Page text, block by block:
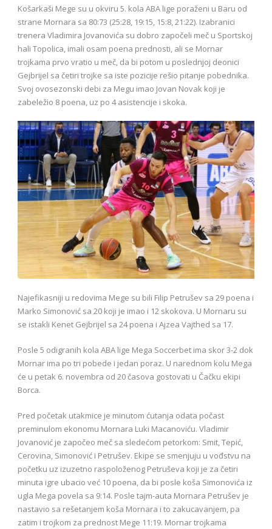
Košarkaši Mege su u okviru 5. kola ABA lige poraženi u Baru od
strane Mornara sa 80:73 (25:28, 19:15, 15:8, 21:22). Izabranici
trenera Vladimira Jovanovića su dobro započeli meč u Sportskoj
hali Topolica, imali osam poena prednosti, ali se Mornar
trojkama prvo vratio u meč, da bi potom u poslednjoj deonici
Gejbrijel sa četiri trojke sa iste pozicije rešio pitanje pobednika.
Svoj ovosezonski debi za Megu imao Jovan Novak koji je
zabeležio 8 poena, uz po 4 asistencije i skoka.
Najefikasniji u redovima Mege su bili Filip Petrušev sa 29 poena i
Marko Simonović sa 20 koji je imao i 12 skokova. U Mornaru su
se istakli Kenet Gejbrijel sa 24 poena i Ajzea Vajthed sa 17.
Posle 5 odigranih kola ABA lige Mega Soccerbet ima skor 3-2 dok
Mornar ima po tri pobede i jedan poraz. U narednom kolu Mega
će u petak 6. novembra od 20 časova gostovati u Čačku ekipi
Borca.
Pred početak utakmice je minutom ćutanja odata počast
preminulom ekonomu Mornara Luki Macanoviću. Vladimir
Jovanović je započeo meč sa sledećom petorkom: Smit, Tepić,
Cerovina, Simonović i Petrušev. Ekipe se smenjuju u vođstvu na
početku uz izuzetno raspoloženog Petruševa koji je za četiri
minuta igre ubacio već 10 poena, da bi posle koša Simonovića iz
ugla Mega povela sa 9:14. Posle tajm-auta Mornara Petrušev je
nastavio sa rešetanjem koša Mornara i to zakucavanjem, pa
zatim i trojkom za prednost Mege 11:19. Mornar trojkama